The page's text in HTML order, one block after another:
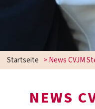
Startseite >News CVJM
NEWS